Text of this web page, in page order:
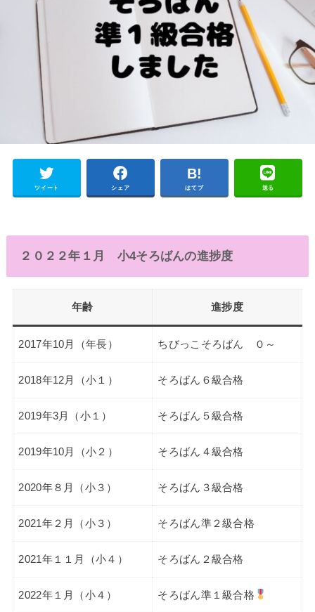
ツイート シェア はてブ 送る
２０２２年１月 小4そろばんの進捗度
年齢 進捗度
2017年10月（年長） ちびっこそろばん ０～
2018年12月（小１） そろばん６級合格
2019年3月（小１） そろばん５級合格
2019年10月（小２） そろばん４級合格
2020年８月（小３） そろばん３級合格
2021年２月（小３） そろばん準２級合格
2021年１１月（小４） そろばん２級合格
2022年１月（小４） そろばん準１級合格